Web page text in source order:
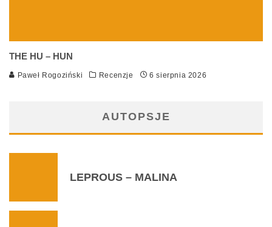
THE HU – HUN
Paweł Rogoziński Recenzje 6 sierpnia 2026
AUTOPSJE
LEPROUS – MALINA